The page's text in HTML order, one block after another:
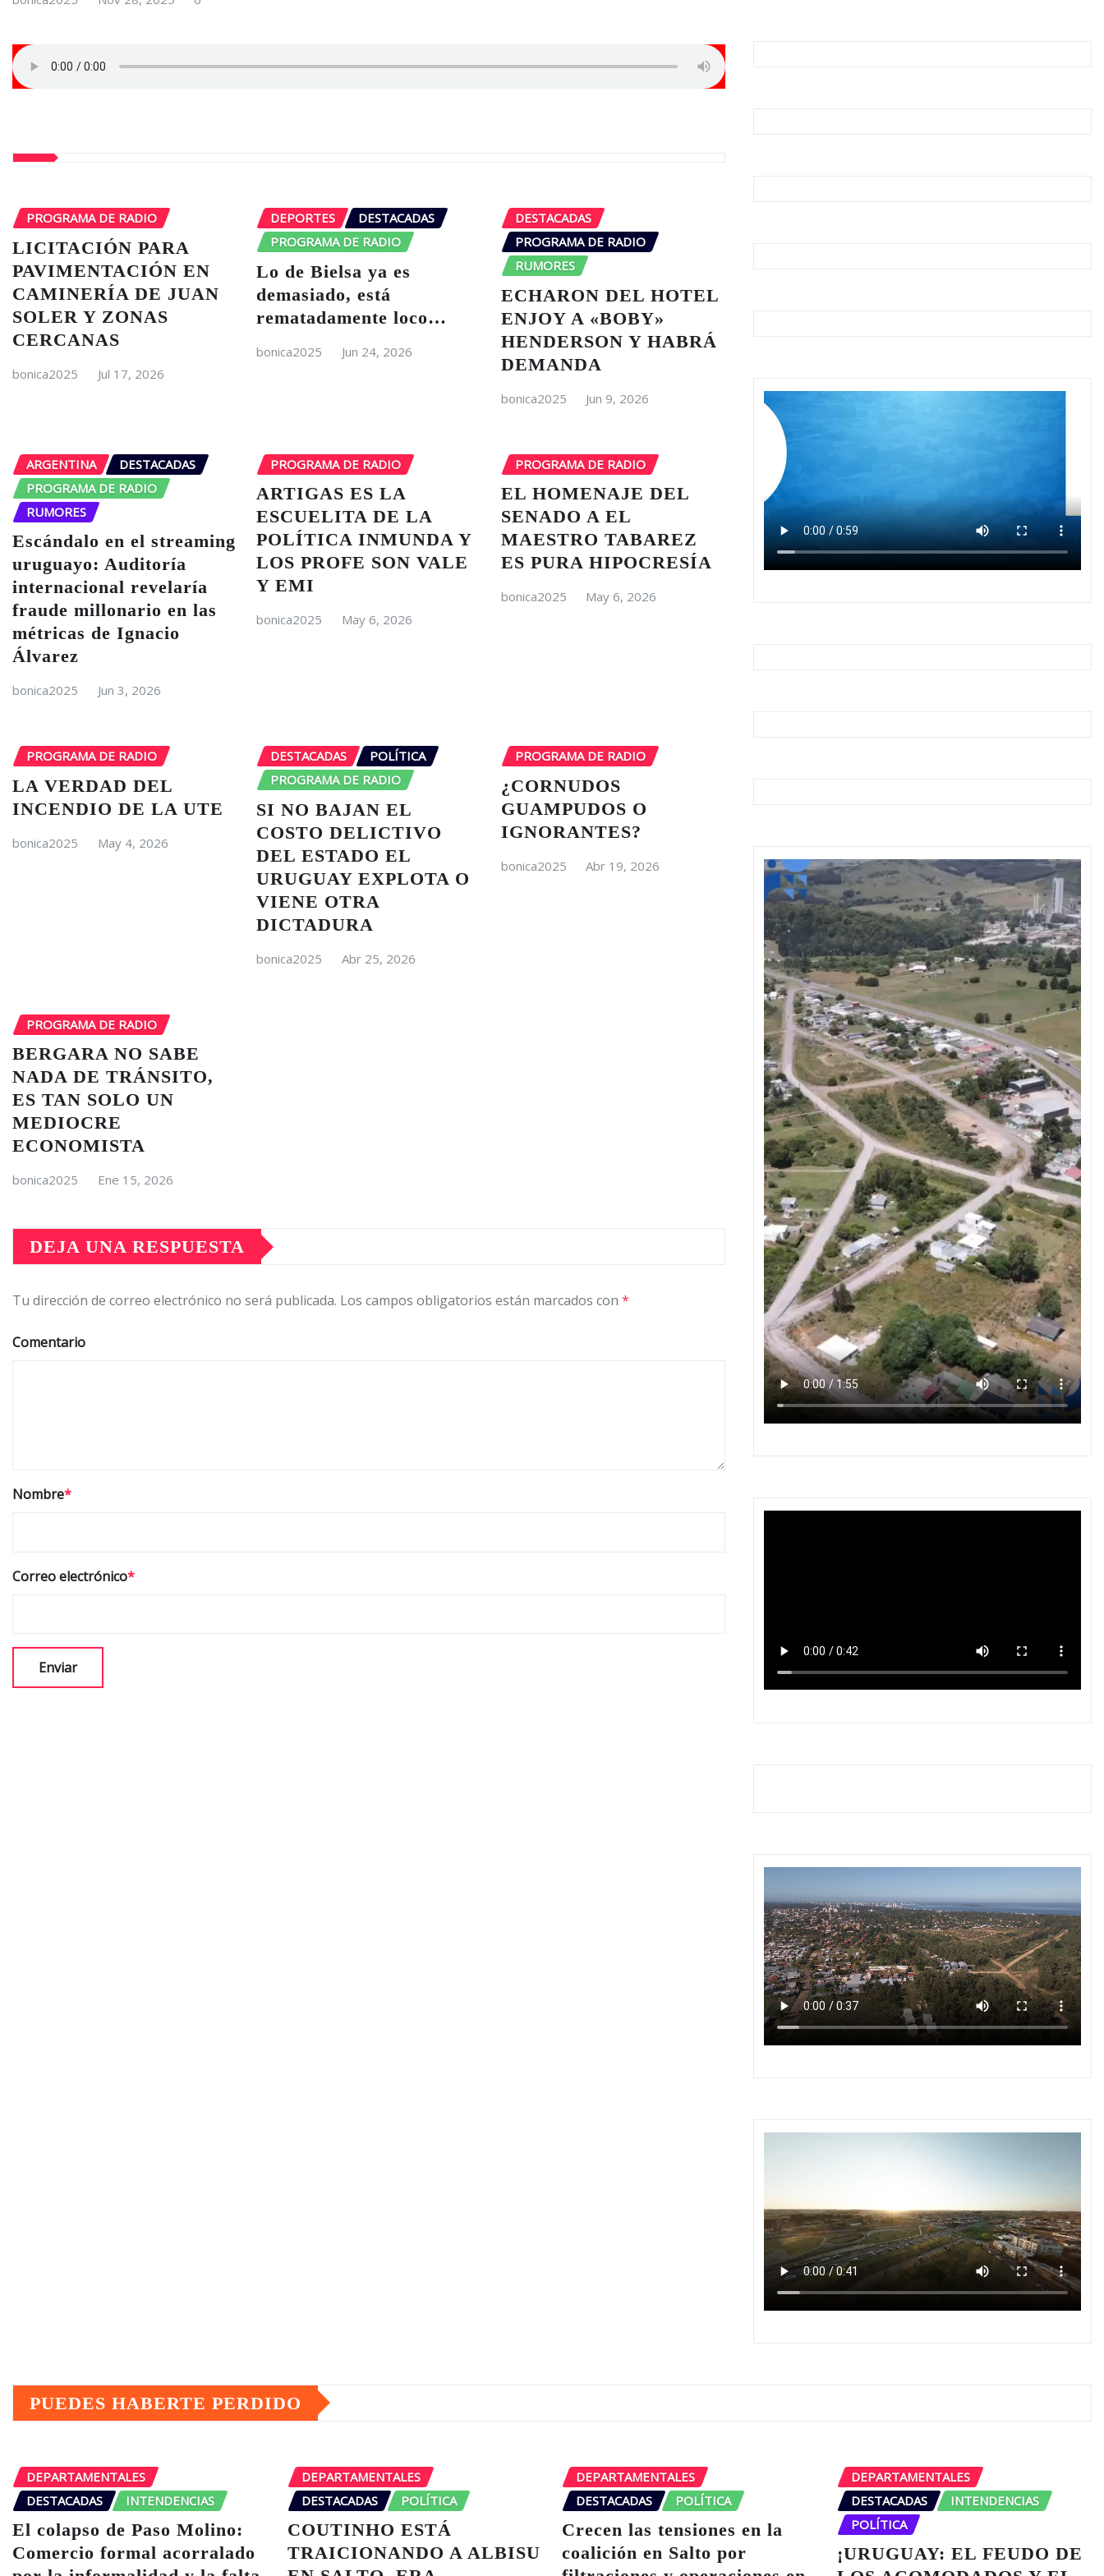
PROGRAMA DE RADIO
LICITACIÓN PARA
PAVIMENTACIÓN EN
CAMINERÍA DE JUAN
SOLER Y ZONAS
CERCANAS
bonica2025 Jul 17, 2026
DEPORTES
DESTACADAS
PROGRAMA DE RADIO
Lo de Bielsa ya es
demasiado, está
rematadamente loco…
bonica2025 Jun 24, 2026
DESTACADAS
PROGRAMA DE RADIO
RUMORES
ECHARON DEL HOTEL
ENJOY A «BOBY»
HENDERSON Y HABRÁ
DEMANDA
bonica2025 Jun 9, 2026
ARGENTINA
DESTACADAS
PROGRAMA DE RADIO
RUMORES
Escándalo en el streaming
uruguayo: Auditoría
internacional revelaría
fraude millonario en las
métricas de Ignacio
Álvarez
bonica2025 Jun 3, 2026
PROGRAMA DE RADIO
ARTIGAS ES LA
ESCUELITA DE LA
POLÍTICA INMUNDA Y
LOS PROFE SON VALE
Y EMI
bonica2025 May 6, 2026
PROGRAMA DE RADIO
EL HOMENAJE DEL
SENADO A EL
MAESTRO TABAREZ
ES PURA HIPOCRESÍA
bonica2025 May 6, 2026
PROGRAMA DE RADIO
LA VERDAD DEL
INCENDIO DE LA UTE
bonica2025 May 4, 2026
DESTACADAS
POLÍTICA
PROGRAMA DE RADIO
SI NO BAJAN EL
COSTO DELICTIVO
DEL ESTADO EL
URUGUAY EXPLOTA O
VIENE OTRA
DICTADURA
bonica2025 Abr 25, 2026
PROGRAMA DE RADIO
¿CORNUDOS
GUAMPUDOS O
IGNORANTES?
bonica2025 Abr 19, 2026
PROGRAMA DE RADIO
BERGARA NO SABE
NADA DE TRÁNSITO,
ES TAN SOLO UN
MEDIOCRE
ECONOMISTA
bonica2025 Ene 15, 2026
DEJA UNA RESPUESTA
Tu dirección de correo electrónico no será publicada. Los campos obligatorios están marcados con *
Comentario
Nombre*
Correo electrónico*
PUEDES HABERTE PERDIDO
DEPARTAMENTALES
DESTACADAS
INTENDENCIAS
El colapso de Paso Molino:
Comercio formal acorralado
DEPARTAMENTALES
DESTACADAS
POLÍTICA
COUTINHO ESTÁ
TRAICIONANDO A ALBISU
DEPARTAMENTALES
DESTACADAS
POLÍTICA
Crecen las tensiones en la
coalición en Salto por
DEPARTAMENTALES
DESTACADAS
INTENDENCIAS
POLÍTICA
¡URUGUAY: EL FEUDO DE